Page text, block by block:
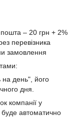
пошта – 20 грн + 2%
перевізника
замовлення
на день", його
дня.
компанії у
автоматично